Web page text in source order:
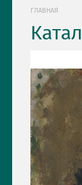
ГЛАВНАЯ